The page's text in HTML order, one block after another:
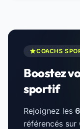
COACHS
Boostez
sportif
Rejoignez les
référencés